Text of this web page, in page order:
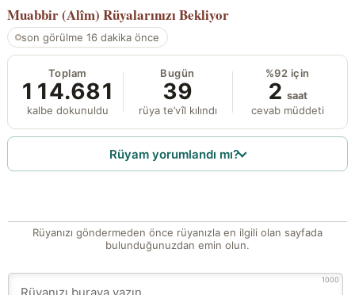
Muabbir (Alîm) Rüyalarınızı Bekliyor
son görülme 16 dakika önce
Toplam
114.681
kalbe dokunuldu
Bugün
39
rüya te’vîl kılındı
%92 için
2 saat
cevab müddeti
Rüyam yorumlandı mı?
Rüyanızı göndermeden önce rüyanızla en ilgili olan sayfada
bulunduğunuzdan emin olun.
1000